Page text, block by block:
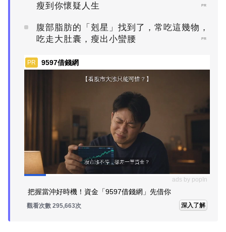
瘦到你懷疑人生
PR
腹部脂肪的「剋星」找到了，常吃這幾物，
吃走大肚囊，瘦出小蠻腰
PR
PR 9597借錢網
ads by popIn
把握當沖好時機！資金「9597借錢網」先借你
觀看次數 295,690次 深入了解